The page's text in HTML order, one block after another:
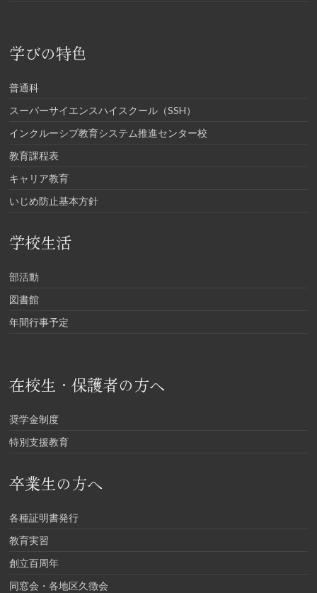
学びの特色
普通科
スーパーサイエンスハイスクール（SSH）
インクルーシブ教育システム推進センター校
教育課程表
キャリア教育
いじめ防止基本方針
学校生活
部活動
図書館
年間行事予定
在校生・保護者の方へ
奨学金制度
特別支援教育
卒業生の方へ
各種証明書発行
教育実習
創立百周年
同窓会・各地区久徴会